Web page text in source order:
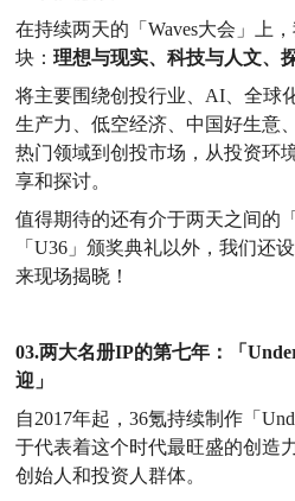
在持续两天的「Waves大会」上
块：理想与现实、科技与人文、
将主要围绕创投行业、 AI、全球
生产力、低空经济、中国好生意
热门领域到创投市场，从投资环
享和探讨。
值得期待的还有介于两天之间的
「U36」颁奖典礼以外，我们还
来现场揭晓！
03.两大名册IP的第七年：「
迎」
自2017年起，36氪持续制作「
于代表着这个时代最旺盛的创造
创始人和投资人群体。